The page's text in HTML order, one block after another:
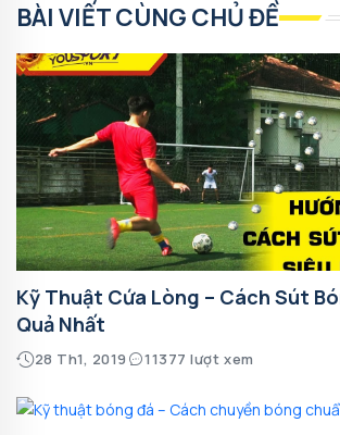
BÀI VIẾT CÙNG CHỦ ĐỀ
Kỹ Thuật Cứa Lòng – Cách Sút
Quả Nhất
28 Th1, 2019 11377 lượt xem